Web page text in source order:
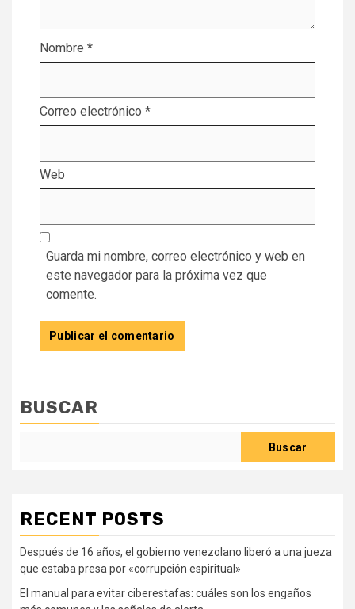
Nombre *
Correo electrónico *
Web
Guarda mi nombre, correo electrónico y web en
este navegador para la próxima vez que
comente.
BUSCAR
Buscar
RECENT POSTS
Después de 16 años, el gobierno venezolano liberó a una jueza
que estaba presa por «corrupción espiritual»
El manual para evitar ciberestafas: cuáles son los engaños